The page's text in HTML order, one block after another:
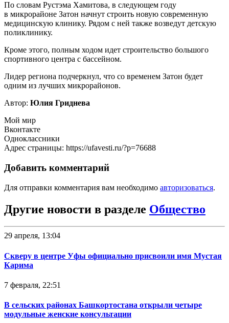
По словам Рустэма Хамитова, в следующем году
в микрорайоне Затон начнут строить новую современную
медицинскую клинику. Рядом с ней также возведут детскую
поликлинику.
Кроме этого, полным ходом идет строительство большого
спортивного центра с бассейном.
Лидер региона подчеркнул, что со временем Затон будет
одним из лучших микрорайонов.
Автор: Юлия Гриднева
Мой мир
Вконтакте
Одноклассники
Адрес страницы: https://ufavesti.ru/?p=76688
Добавить комментарий
Для отправки комментария вам необходимо авторизоваться.
Другие новости в разделе Общество
29 апреля, 13:04
Скверу в центре Уфы официально присвоили имя Мустая
Карима
7 февраля, 22:51
В сельских районах Башкортостана открыли четыре
модульные женские консультации